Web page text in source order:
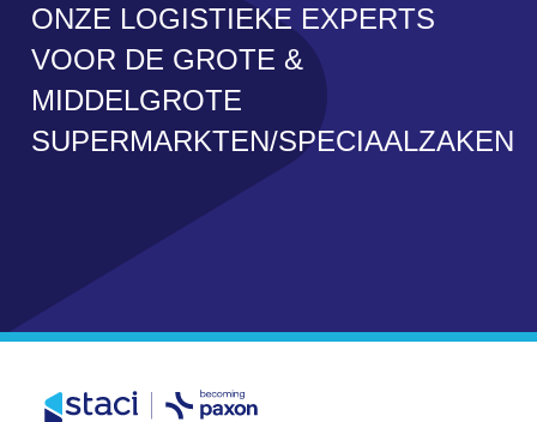
ONZE LOGISTIEKE EXPERTS
VOOR DE GROTE &
MIDDELGROTE
SUPERMARKTEN/SPECIAALZAKEN